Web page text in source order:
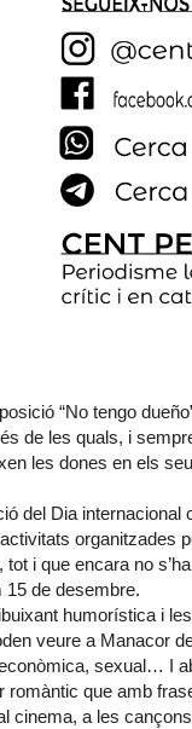
“No tengo
de les quals, i
les dones en els
del Dia internacional
organitzades
i que encara no
15 de desembre.
humorística i
veure a Manacor
sexual… I
que amb
cinema, a les